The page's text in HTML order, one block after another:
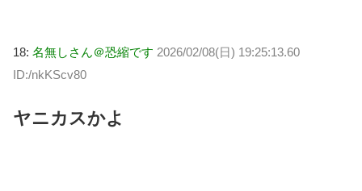
18: 名無しさん＠恐縮です 2026/02/08(日) 19:25:13.60
ID:/nkKScv80
ヤニカスかよ